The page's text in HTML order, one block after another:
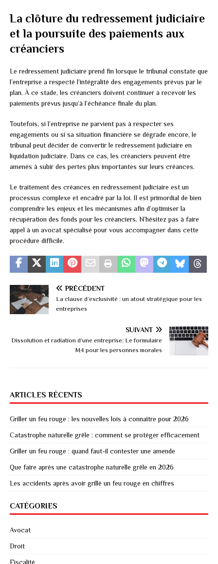
La clôture du redressement judiciaire
et la poursuite des paiements aux
créanciers
Le redressement judiciaire prend fin lorsque le tribunal constate que
l’entreprise a respecté l’intégralité des engagements prévus par le
plan. À ce stade, les créanciers doivent continuer à recevoir les
paiements prévus jusqu’à l’échéance finale du plan.
Toutefois, si l’entreprise ne parvient pas à respecter ses
engagements ou si sa situation financière se dégrade encore, le
tribunal peut décider de convertir le redressement judiciaire en
liquidation judiciaire. Dans ce cas, les créanciers peuvent être
amenés à subir des pertes plus importantes sur leurs créances.
Le traitement des créances en redressement judiciaire est un
processus complexe et encadré par la loi. Il est primordial de bien
comprendre les enjeux et les mécanismes afin d’optimiser la
récupération des fonds pour les créanciers. N’hésitez pas à faire
appel à un avocat spécialisé pour vous accompagner dans cette
procédure difficile.
PRÉCÉDENT
La clause d’exclusivité : un atout stratégique pour les
entreprises
SUIVANT
Dissolution et radiation d’une entreprise: Le formulaire
M4 pour les personnes morales
ARTICLES RÉCENTS
Griller un feu rouge : les nouvelles lois à connaître pour 2026
Catastrophe naturelle grêle : comment se protéger efficacement
Griller un feu rouge : quand faut-il contester une amende
Que faire après une catastrophe naturelle grêle en 2026
Les accidents après avoir grillé un feu rouge en chiffres
CATÉGORIES
Avocat
Droit
Fiscalité